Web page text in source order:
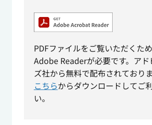
PDFファイルをご覧いただくため
Adobe Readerが必要です。アド
ズ社から無料で配布されておりま
こちらからダウンロードしてご
い。